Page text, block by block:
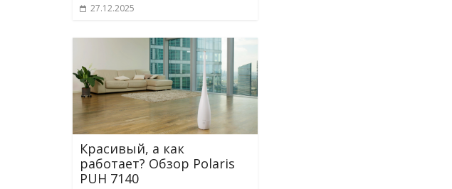
27.12.2025
Красивый, а как
работает? Обзор Polaris
PUH 7140